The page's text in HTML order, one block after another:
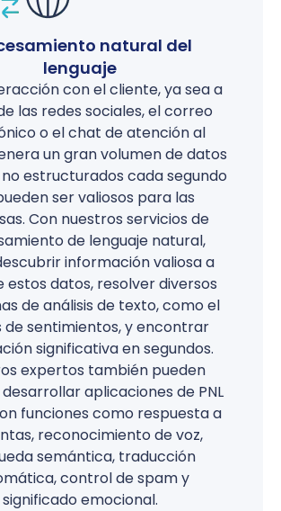
natural del
lenguaje
con el cliente, ya sea a
las redes sociales, el correo
o el chat de atención al
un gran volumen de datos
estructurados cada segundo
ser valiosos para las
Con nuestros servicios de
de lenguaje natural,
información valiosa a
estos datos, resolver diversos
de análisis de texto, como el
de sentimientos, y encontrar
significativa en segundos.
expertos también pueden
aplicaciones de PNL
funciones como respuesta a
reconocimiento de voz,
semántica, traducción
control de spam y
significado emocional.